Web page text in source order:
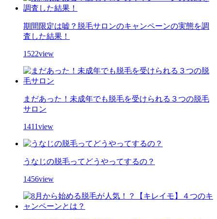
期間限定は嘘？脱毛サロンのキャンペーンの実態を調
査した結果！
1522view
まだあった！未成年でも脱毛を受けられる３つの脱毛
サロン
1411view
うなじの脱毛ってどうやってするの？
1456view